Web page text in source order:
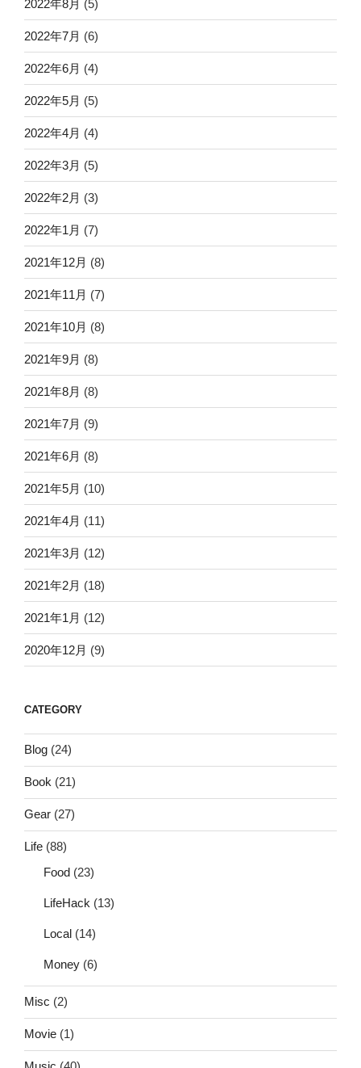
2022年8月 (5)
2022年7月 (6)
2022年6月 (4)
2022年5月 (5)
2022年4月 (4)
2022年3月 (5)
2022年2月 (3)
2022年1月 (7)
2021年12月 (8)
2021年11月 (7)
2021年10月 (8)
2021年9月 (8)
2021年8月 (8)
2021年7月 (9)
2021年6月 (8)
2021年5月 (10)
2021年4月 (11)
2021年3月 (12)
2021年2月 (18)
2021年1月 (12)
2020年12月 (9)
CATEGORY
Blog (24)
Book (21)
Gear (27)
Life (88)
Food (23)
LifeHack (13)
Local (14)
Money (6)
Misc (2)
Movie (1)